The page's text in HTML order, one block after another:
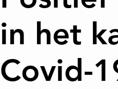
in het
Covid-